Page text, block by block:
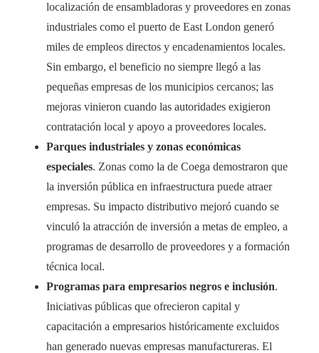
localización de ensambladoras y proveedores en zonas
industriales como el puerto de East London generó
miles de empleos directos y encadenamientos locales.
Sin embargo, el beneficio no siempre llegó a las
pequeñas empresas de los municipios cercanos; las
mejoras vinieron cuando las autoridades exigieron
contratación local y apoyo a proveedores locales.
Parques industriales y zonas económicas
especiales. Zonas como la de Coega demostraron que
la inversión pública en infraestructura puede atraer
empresas. Su impacto distributivo mejoró cuando se
vinculó la atracción de inversión a metas de empleo, a
programas de desarrollo de proveedores y a formación
técnica local.
Programas para empresarios negros e inclusión.
Iniciativas públicas que ofrecieron capital y
capacitación a empresarios históricamente excluidos
han generado nuevas empresas manufactureras. El